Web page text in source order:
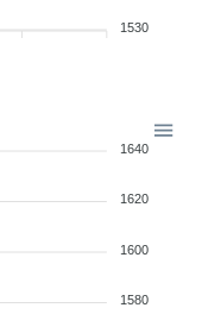
1530
1640
1620
1600
1580